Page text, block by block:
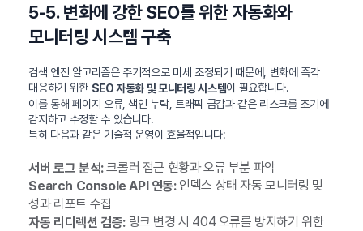
5-5. 변화에 강한 SEO를 위한 자동화와
모니터링 시스템 구축
검색 엔진 알고리즘은 주기적으로 미세 조정되기 때문에, 변화에 즉각
대응하기 위한 SEO 자동화 및 모니터링 시스템이 필요합니다.
이를 통해 페이지 오류, 색인 누락, 트래픽 급감과 같은 리스크를 조기에
감지하고 수정할 수 있습니다.
특히 다음과 같은 기술적 운영이 효율적입니다:
서버 로그 분석:크롤러 접근 현황과 오류 부분 파악
Search Console API 연동:인덱스 상태 자동 모니터링 및
성과 리포트 수집
자동 리디렉션 검증:링크 변경 시 404 오류를 방지하기 위한